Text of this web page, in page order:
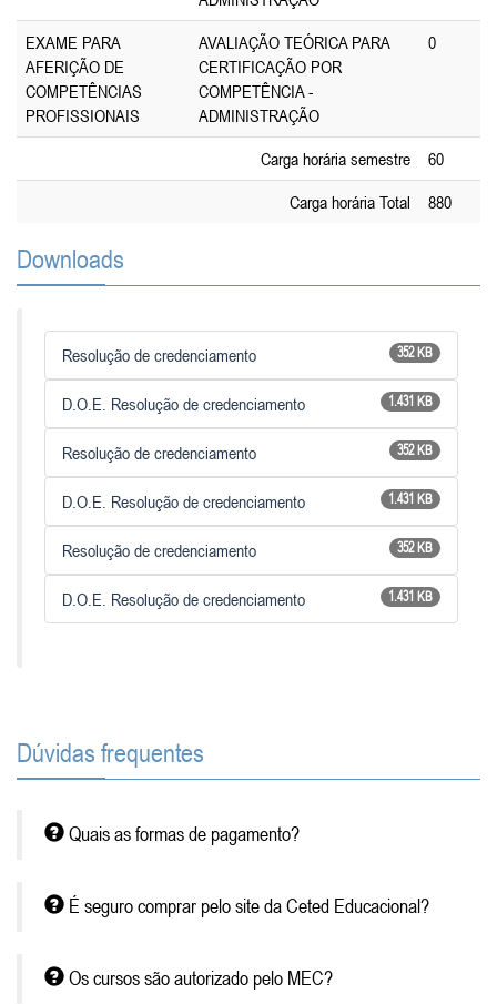
EXAME PARA
AFERIÇÃO DE
COMPETÊNCIAS
PROFISSIONAIS
AVALIAÇÃO TEÓRICA PARA
CERTIFICAÇÃO POR
COMPETÊNCIA -
ADMINISTRAÇÃO
0
Carga horária semestre 60
Carga horária Total 880
Downloads
Resolução de credenciamento 352 KB
D.O.E. Resolução de credenciamento 1.431 KB
Resolução de credenciamento 352 KB
D.O.E. Resolução de credenciamento 1.431 KB
Resolução de credenciamento 352 KB
D.O.E. Resolução de credenciamento 1.431 KB
Dúvidas frequentes
Quais as formas de pagamento?
É seguro comprar pelo site da Ceted Educacional?
Os cursos são autorizado pelo MEC?